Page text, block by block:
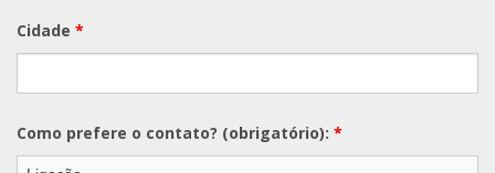
Cidade *
Como prefere o contato? (obrigatório): *